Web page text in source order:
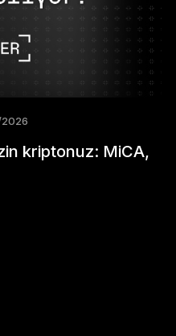
kriptonuz: MiCA,